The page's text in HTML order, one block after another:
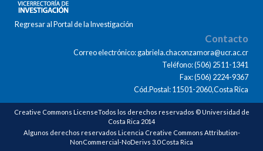
Regresar al Portal de la Investigación
Contacto
Correo electrónico: gabriela.chaconzamora@ucr.ac.cr
Teléfono: (506) 2511-1341
Fax: (506) 2224-9367
Cód.Postal: 11501-2060,Costa Rica
Creative Commons LicenseTodos los derechos reservados © Universidad de
Costa Rica 2014
Algunos derechos reservados Licencia Creative Commons Attribution-
NonCommercial-NoDerivs 3.0 Costa Rica